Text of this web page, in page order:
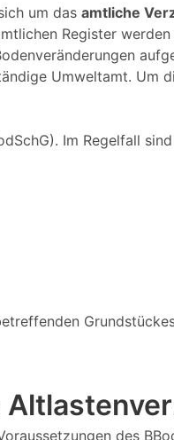
um das amtliche
Register
Umweltamt. Um
Im Regelfall
des